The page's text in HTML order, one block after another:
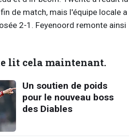
de match, mais l'équipe locale a
2-1. Feyenoord remonte ainsi
lit cela maintenant.
Un soutien de poids
pour le nouveau boss
des Diables